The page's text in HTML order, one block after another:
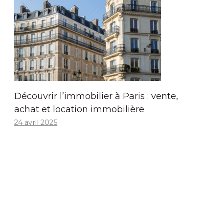
Découvrir l’immobilier à Paris : vente,
achat et location immobilière
24 avril 2025